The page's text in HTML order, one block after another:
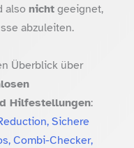
also nichtgeeignet,
abzuleiten.
Überblick über
Hilfestellungen:
Sichere
Combi-Checker,